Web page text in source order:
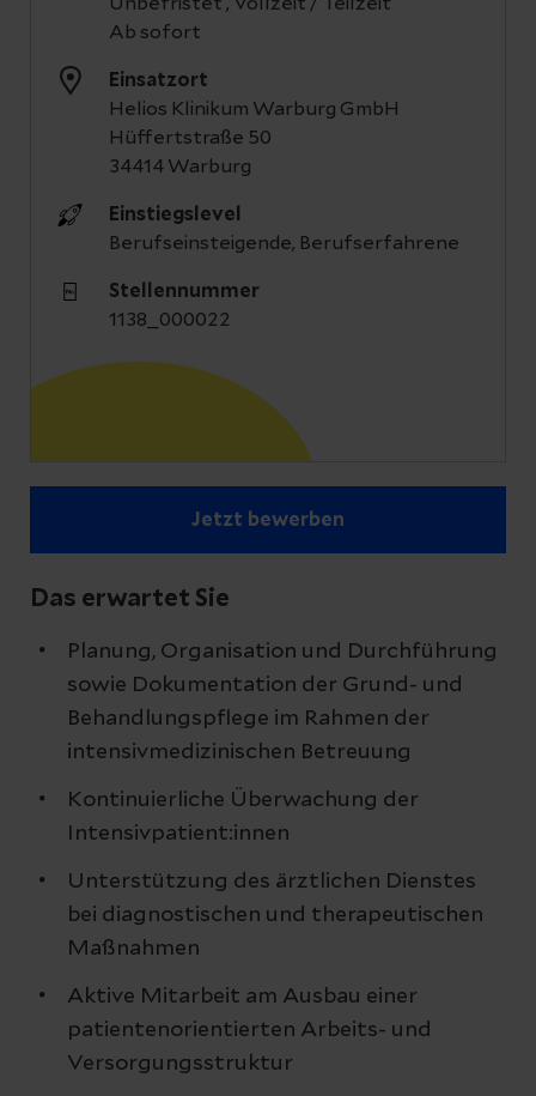
Ab sofort
Einsatzort
Helios Klinikum Warburg GmbH
Hüffertstraße 50
34414 Warburg
Einstiegslevel
Berufseinsteigende, Berufserfahrene
Stellennummer
1138_000022
Jetzt bewerben
Das erwartet Sie
Planung, Organisation und Durchführung
sowie Dokumentation der Grund- und
Behandlungspflege im Rahmen der
intensivmedizinischen Betreuung
Kontinuierliche Überwachung der
Intensivpatient:innen
Unterstützung des ärztlichen Dienstes
bei diagnostischen und therapeutischen
Maßnahmen
Aktive Mitarbeit am Ausbau einer
patientenorientierten Arbeits- und
Versorgungsstruktur